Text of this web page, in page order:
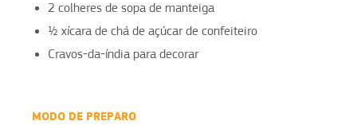
2 colheres de sopa de manteiga
½ xícara de chá de açúcar de confeiteiro
Cravos-da-índia para decorar
MODO DE PREPARO